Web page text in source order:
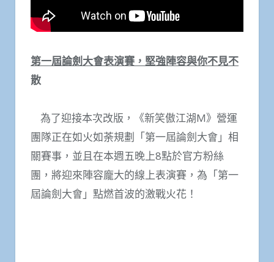
第一屆論劍大會表演賽，堅強陣容與你不見不
散
為了迎接本次改版，《新笑傲江湖M》營運
團隊正在如火如荼規劃「第一屆論劍大會」相
關賽事，並且在本週五晚上8點於官方粉絲
團，將迎來陣容龐大的線上表演賽，為「第一
屆論劍大會」點燃首波的激戰火花！